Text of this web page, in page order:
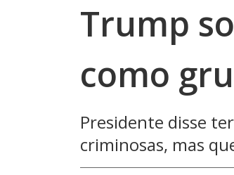
Trump
como
Presidente disse
criminosas, mas